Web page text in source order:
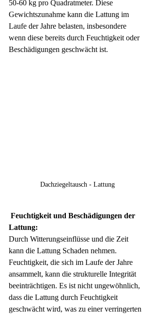
50-60 kg pro Quadratmeter. Diese
Gewichtszunahme kann die Lattung im
Laufe der Jahre belasten, insbesondere
wenn diese bereits durch Feuchtigkeit oder
Beschädigungen geschwächt ist.
Dachziegeltausch - Lattung
Feuchtigkeit und Beschädigungen der
Lattung:
Durch Witterungseinflüsse und die Zeit
kann die Lattung Schaden nehmen.
Feuchtigkeit, die sich im Laufe der Jahre
ansammelt, kann die strukturelle Integrität
beeinträchtigen. Es ist nicht ungewöhnlich,
dass die Lattung durch Feuchtigkeit
geschwächt wird, was zu einer verringerten